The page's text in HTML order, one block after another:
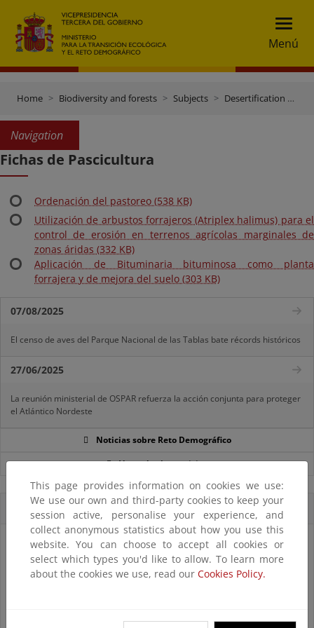
Menú
Home Biodiversity and forests Subjects Desertification and reforestation
Navigation
Fichas de Pascicultura
Ordenación del pastoreo (538 KB)
Utilización de arbustos forrajeros (Atriplex halimus) para el
control de erosión en terrenos agrícolas marginales de
zonas áridas (332 KB)
Aplicación de Bituminaria bituminosa como planta
forrajera y de mejora del suelo (303 KB)
07/08/2025
El censo de aves del Parque Nacional de las Tablas bate récords históricos
27/06/2025
La reunión ministerial de OSPAR refuerza la acción conjunta para proteger
el Atlántico Nordeste
Noticias sobre Reto Demográfico
Ver todas las noticias
Accesos directos
This page provides information on cookies we use:
We use our own and third-party cookies to keep your
session active, personalise your experience, and
collect anonymous statistics about how you use this
website. You can choose to accept all cookies or
select which types you'd like to allow. To learn more
about the cookies we use, read our Cookies Policy.